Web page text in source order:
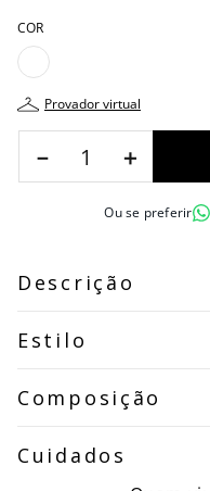
COR
provador virtual
＋
－
Ou se preferir
Descrição
Estilo
Composição
Cuidados